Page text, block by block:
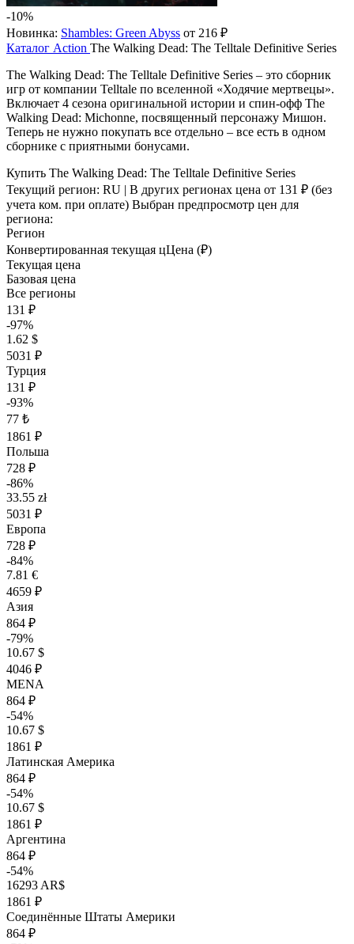
-10%
Новинка: Shambles: Green Abyss от 216 ₽
Каталог Action The Walking Dead: The Telltale Definitive Series
The Walking Dead: The Telltale Definitive Series – это сборник
игр от компании Telltale по вселенной «Ходячие мертвецы».
Включает 4 сезона оригинальной истории и спин-офф The
Walking Dead: Michonne, посвященный персонажу Мишон.
Теперь не нужно покупать все отдельно – все есть в одном
сборнике с приятными бонусами.
Купить The Walking Dead: The Telltale Definitive Series
Текущий регион: RU | В других регионах цена от 131 ₽ (без
учета ком. при оплате) Выбран предпросмотр цен для
региона:
Регион
Конвертированная текущая цЦена (₽)
Текущая цена
Базовая цена
Все регионы
131 ₽
-97%
1.62 $
5031 ₽
Турция
131 ₽
-93%
77 ₺
1861 ₽
Польша
728 ₽
-86%
33.55 zł
5031 ₽
Европа
728 ₽
-84%
7.81 €
4659 ₽
Азия
864 ₽
-79%
10.67 $
4046 ₽
MENA
864 ₽
-54%
10.67 $
1861 ₽
Латинская Америка
864 ₽
-54%
10.67 $
1861 ₽
Аргентина
864 ₽
-54%
16293 AR$
1861 ₽
Соединённые Штаты Америки
864 ₽